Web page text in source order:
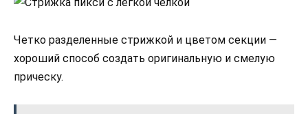
Четко разделенные стрижкой и цветом секции —
хороший способ создать оригинальную и смелую
прическу.